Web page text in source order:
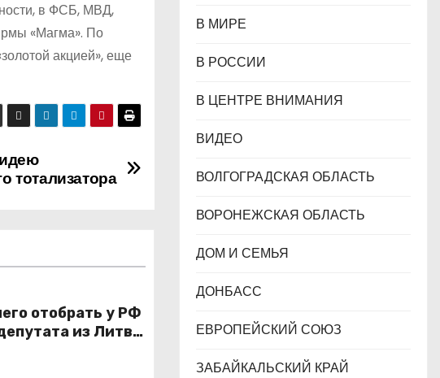
в ФСБ, МВД,
«Магма». По
акцией», еще
тотализатора
отобрать у РФ
из Литвы
шпротом
В МИРЕ
В РОССИИ
В ЦЕНТРЕ ВНИМАНИЯ
ВИДЕО
ВОЛГОГРАДСКАЯ ОБЛАСТЬ
ВОРОНЕЖСКАЯ ОБЛАСТЬ
ДОМ И СЕМЬЯ
ДОНБАСС
ЕВРОПЕЙСКИЙ СОЮЗ
ЗАБАЙКАЛЬСКИЙ КРАЙ